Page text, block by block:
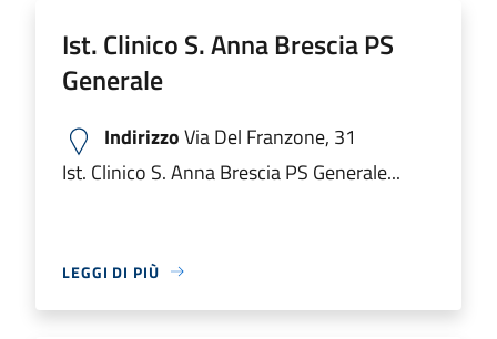
Ist. Clinico S. Anna Brescia PS
Generale
IndirizzoVia Del Franzone, 31
Ist. Clinico S. Anna Brescia PS Generale...
LEGGI DI PIÙ